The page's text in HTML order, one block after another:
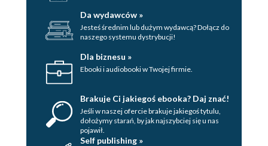
Da wydawców »
Jesteś średnim lub dużym wydawcą? Dołącz do
naszego systemu dystrybucji!
Dla biznesu »
Ebooki i audiobooki w Twojej firmie.
Brakuje Ci jakiegoś ebooka? Daj znać!
Jeśli w naszej ofercie brakuje jakiegoś tytulu,
dołożymy starań, by jak najszybciej się u nas
pojawił.
Self publishing »